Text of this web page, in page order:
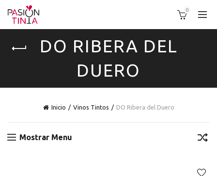
0
DO RIBERA DEL
DUERO
Inicio Vinos Tintos DO Ribera del Duero
Mostrar Menu